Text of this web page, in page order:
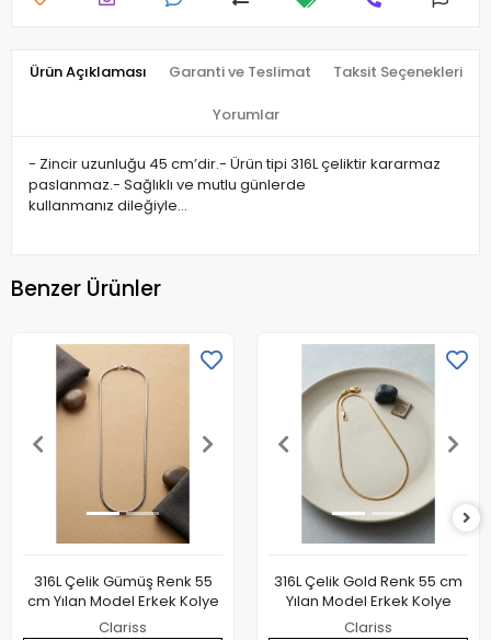
Ürün Açıklaması Garanti ve Teslimat Taksit Seçenekleri
Yorumlar
- Zincir uzunluğu 45 cm’dir.- Ürün tipi 316L çeliktir kararmaz
paslanmaz.- Sağlıklı ve mutlu günlerde
kullanmanız dileğiyle…
Benzer Ürünler
316L Çelik Gümüş Renk 55
cm Yılan Model Erkek Kolye
Clariss
316L Çelik Gold Renk 55 cm
Yılan Model Erkek Kolye
Clariss